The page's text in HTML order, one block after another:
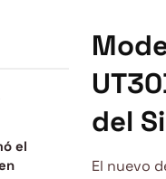
el
del
El nuevo